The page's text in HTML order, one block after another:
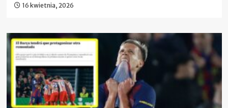
16 kwietnia, 2026